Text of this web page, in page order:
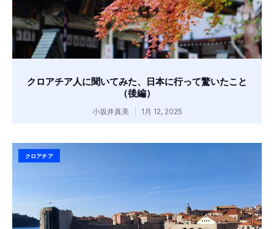
クロアチア人に聞いてみた、日本に行って驚いたこと
（後編）
小坂井真美 1月 12, 2025
クロアチア